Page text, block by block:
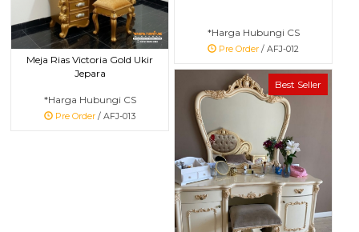
Meja Rias Victoria Gold Ukir
Jepara
*Harga Hubungi CS
Pre Order / AFJ-013
*Harga Hubungi CS
Pre Order / AFJ-012
Best Seller